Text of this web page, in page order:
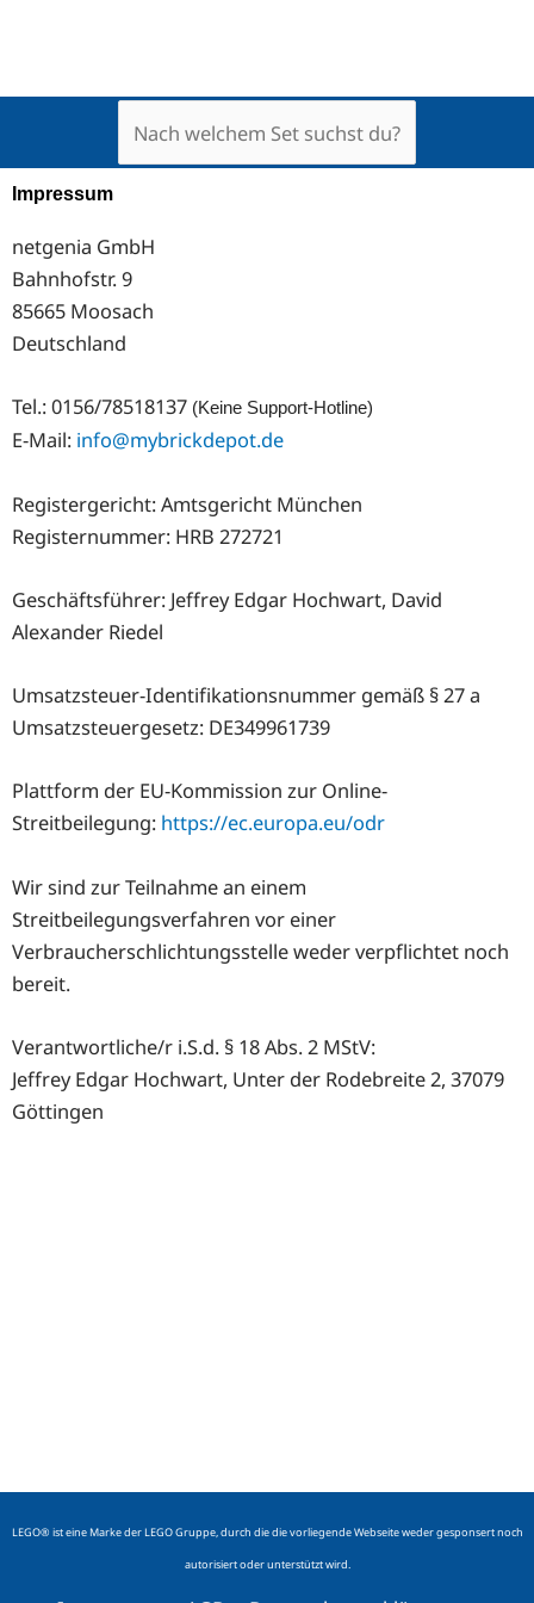
Impressum
netgenia GmbH
Bahnhofstr. 9
85665 Moosach
Deutschland
Tel.: 0156/78518137 (Keine Support-Hotline)
E-Mail: info@mybrickdepot.de
Registergericht: Amtsgericht München
Registernummer: HRB 272721
Geschäftsführer: Jeffrey Edgar Hochwart, David
Alexander Riedel
Umsatzsteuer-Identifikationsnummer gemäß § 27 a
Umsatzsteuergesetz: DE349961739
Plattform der EU-Kommission zur Online-
Streitbeilegung: https://ec.europa.eu/odr
Wir sind zur Teilnahme an einem
Streitbeilegungsverfahren vor einer
Verbraucherschlichtungsstelle weder verpflichtet noch
bereit.
Verantwortliche/r i.S.d. § 18 Abs. 2 MStV:
Jeffrey Edgar Hochwart, Unter der Rodebreite 2, 37079
Göttingen
LEGO® ist eine Marke der LEGO Gruppe, durch die die vorliegende Webseite weder gesponsert noch
autorisiert oder unterstützt wird.